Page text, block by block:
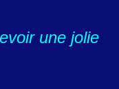
une jolie